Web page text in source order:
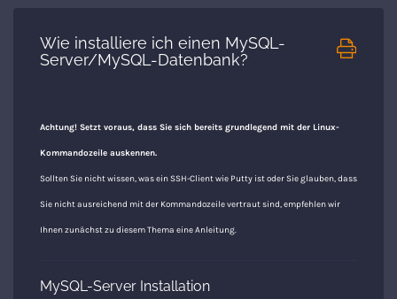
Wie installiere ich einen MySQL-
Server/MySQL-Datenbank?
Achtung! Setzt voraus, dass Sie sich bereits grundlegend mit der Linux-
Kommandozeile auskennen.
Sollten Sie nicht wissen, was ein SSH-Client wie Putty ist oder Sie glauben, dass
Sie nicht ausreichend mit der Kommandozeile vertraut sind, empfehlen wir
Ihnen zunächst zu diesem Thema eine Anleitung.
MySQL-Server Installation